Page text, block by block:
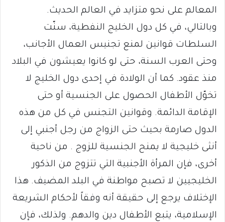
المعالم على نحو متزايد في العالم الحديث.
وبالتالي، في كل دول الخليج النفطية، سنّت
السلطات قوانين لمنع تجنيس العمال الأجانب،
وحتى العرب السنة، حتى لو كانوا يعيشون في البلاد
منذ عقود. كما أن الولادة في إحدى دول الخليج لا
تخوّل الأطفال الحصول على الجنسية أو حتى
الإقامة الدائمة. وقوانين التجنس في كل من هذه
الدول صارمة بحيث حتى الزواج من رجل أجنبي إلى
أنثى خليجية لا يمنح الجنسية للزوج . من ناحية
أخرى، فإن المرأة الأجنبية التي تتزوج من الذكور
الخليجيين لا تصبح مواطنة في البلد المضيف. هذا
الإختلاف يرجع إلى حقيقة أنه وفقاً لأحكام الشريعة
الإسلامية، يتبع الأطفال دين والدهم. ولذلك، فإن